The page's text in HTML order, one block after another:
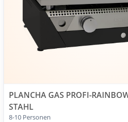
PLANCHA GAS PROFI-
STAHL
8-10 Personen